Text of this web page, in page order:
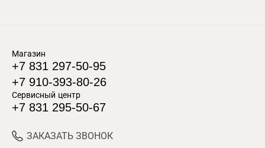
Магазин
+7 831 297-50-95
+7 910-393-80-26
Сервисный центр
+7 831 295-50-67
ЗАКАЗАТЬ ЗВОНОК